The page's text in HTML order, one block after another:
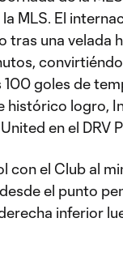
MLS. El
tras una velada
goles de
histórico logro,
en el DRV
con el Club al
el punto
inferior